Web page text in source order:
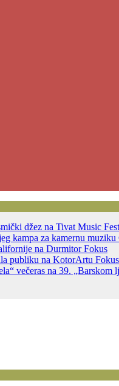
džez na Tivat Music
kampa za kamernu muziku
na DurmitorFokus
publiku na KotorArtu Fokus
večeras na 39. „Barskom